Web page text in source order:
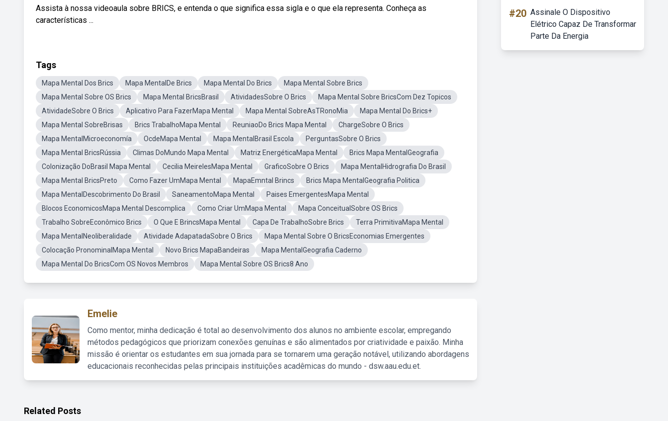
Assista à nossa videoaula sobre BRICS, e entenda o que significa essa sigla e o que ela representa. Conheça as
características ...
Tags
Mapa Mental Dos Brics Mapa MentalDe Brics Mapa Mental Do Brics
Mapa Mental Sobre Brics
Mapa Mental Sobre OS Brics
Mapa Mental BricsBrasil AtividadesSobre O Brics
Mapa Mental Sobre BricsCom Dez Topicos
AtividadeSobre O Brics
Aplicativo Para FazerMapa Mental Mapa Mental SobreAsTRonoMia
Mapa Mental Do Brics+
Mapa Mental SobreBrisas
Brics TrabalhoMapa Mental ReuniaoDo Brics Mapa Mental
ChargeSobre O Brics
Mapa MentalMicroeconomía
OcdeMapa Mental Mapa MentalBrasil Escola
PerguntasSobre O Brics
Mapa Mental BricsRússia
Climas DoMundo Mapa Mental Matriz EnergéticaMapa Mental
Brics Mapa MentalGeografia
Colonização DoBrasil Mapa Mental
Cecilia MeirelesMapa Mental GraficoSobre O Brics
Mapa MentalHidrografia Do Brasil
Mapa Mental BricsPreto
Como Fazer UmMapa Mental MapaEmntal Brincs
Brics Mapa MentalGeografia Politica
Mapa MentalDescobrimento Do Brasil
SaneamentoMapa Mental
Paises EmergentesMapa Mental
Blocos EconomicosMapa Mental Descomplica
Como Criar UmMapa Mental
Mapa ConceitualSobre OS Brics
Trabalho SobreEconômico Brics
O Que E BrincsMapa Mental Capa De TrabalhoSobre Brics
Terra PrimitivaMapa Mental
Mapa MentalNeoliberalidade
Atividade AdapatadaSobre O Brics
Mapa Mental Sobre O BricsEconomias Emergentes
Colocação PronominalMapa Mental
Novo Brics MapaBandeiras
Mapa MentalGeografia Caderno
Mapa Mental Do BricsCom OS Novos Membros
Mapa Mental Sobre OS Brics8 Ano
Emelie
Como mentor, minha dedicação é total ao desenvolvimento dos alunos no ambiente escolar, empregando
métodos pedagógicos que priorizam conexões genuínas e são alimentados por criatividade e paixão. Minha
missão é orientar os estudantes em sua jornada para se tornarem uma geração notável, utilizando abordagens
educacionais reconhecidas pelas principais instituições acadêmicas do mundo - dsw.aau.edu.et.
#20 Assinale O Dispositivo
Elétrico Capaz De Transformar
Parte Da Energia
Related Posts